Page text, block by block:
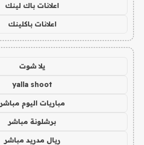
اعلانات باك لينك
اعلانات باكلينك
يلا شوت
yalla shoot
مباريات اليوم مباشر
برشلونة مباشر
ريال مدريد مباشر